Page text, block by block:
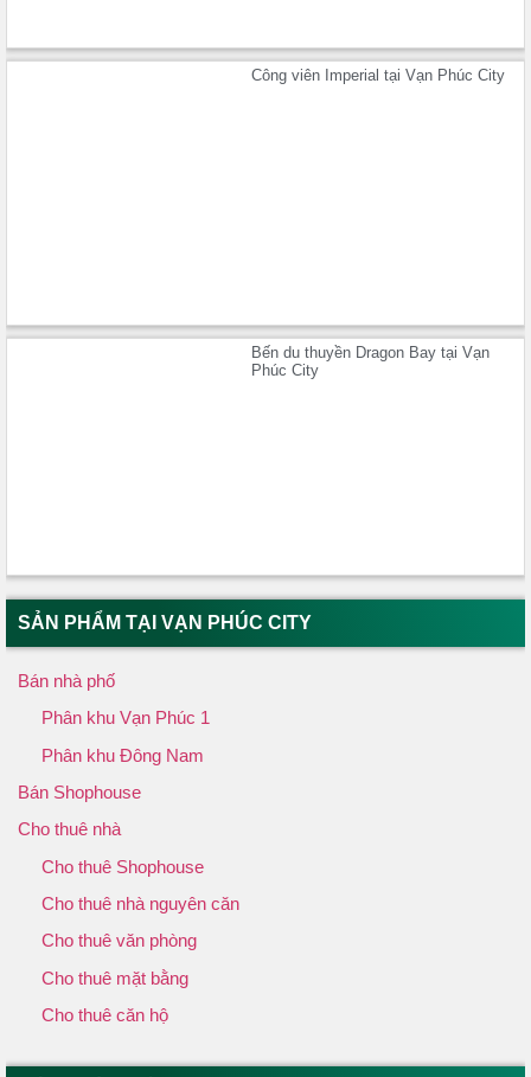
Công viên Imperial tại Vạn Phúc City
Bến du thuyền Dragon Bay tại Vạn
Phúc City
SẢN PHẨM TẠI VẠN PHÚC CITY
Bán nhà phố
Phân khu Vạn Phúc 1
Phân khu Đông Nam
Bán Shophouse
Cho thuê nhà
Cho thuê Shophouse
Cho thuê nhà nguyên căn
Cho thuê văn phòng
Cho thuê mặt bằng
Cho thuê căn hộ